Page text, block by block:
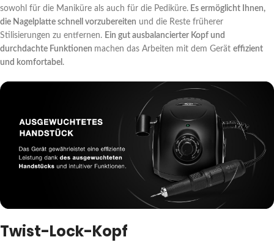
sowohl für die Maniküre als auch für die Pediküre. Es ermöglicht Ihnen,
die Nagelplatte schnell vorzubereiten und die Reste früherer
Stilisierungen zu entfernen. Ein gut ausbalancierter Kopf und
durchdachte Funktionen machen das Arbeiten mit dem Gerät effizient
und komfortabel .
Twist-Lock-Kopf